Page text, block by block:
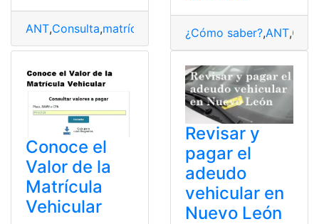
ANT,Consulta,matrícula Vehiculares,Vehículo
¿Cómo saber?,ANT,
Conoce el
Valor de la
Matrícula
Vehicular
Revisar y
pagar el
adeudo
vehicular en
Nuevo León